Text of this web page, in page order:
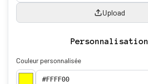
Upload
Personnalisation
Couleur personnalisée